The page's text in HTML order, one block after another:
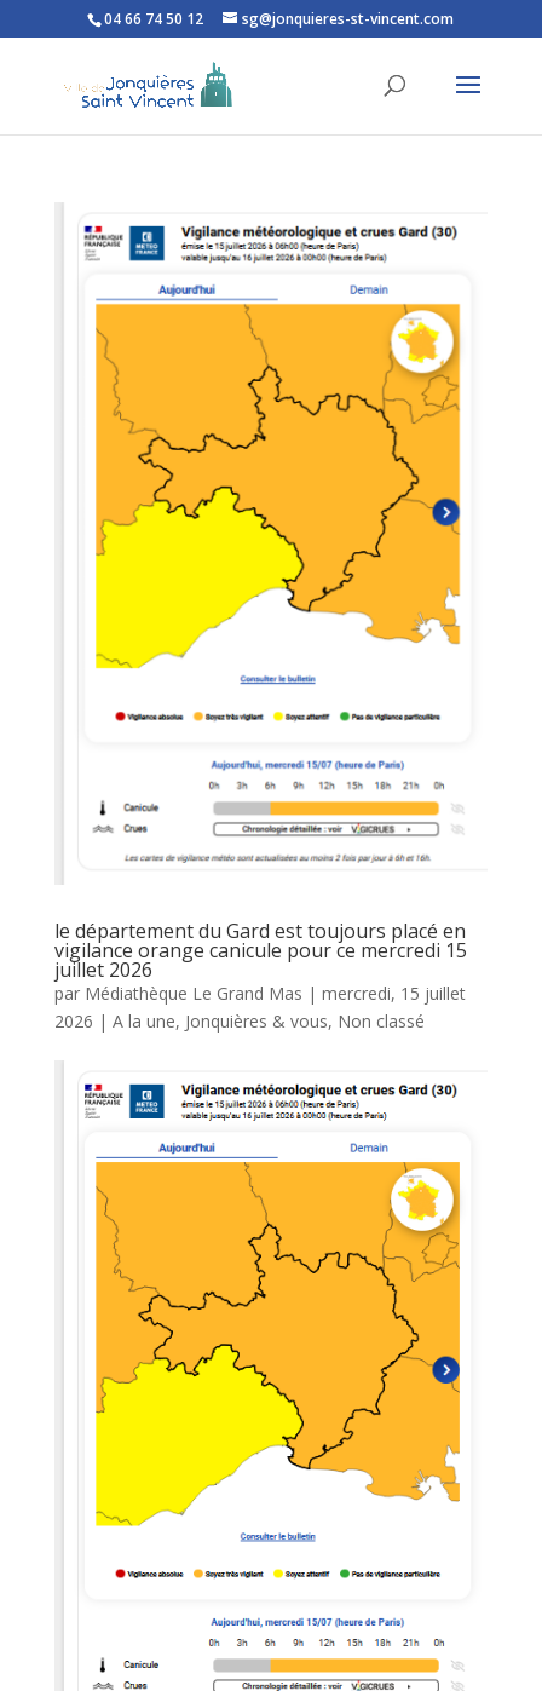
Ouvrir la barre d’outils
04 66 74 50 12 sg@jonquieres-st-vincent.com
le département du Gard est toujours placé en
vigilance orange canicule pour ce mercredi 15
juillet 2026
par Médiathèque Le Grand Mas | mercredi, 15 juillet
2026 | A la une, Jonquières & vous, Non classé